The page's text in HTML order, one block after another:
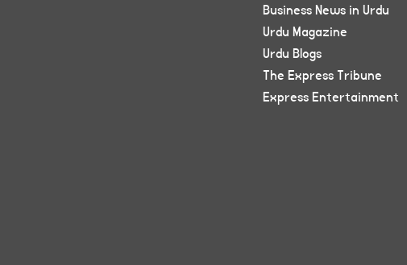
Business News in Urdu
Urdu Magazine
Urdu Blogs
The Express Tribune
Express Entertainment